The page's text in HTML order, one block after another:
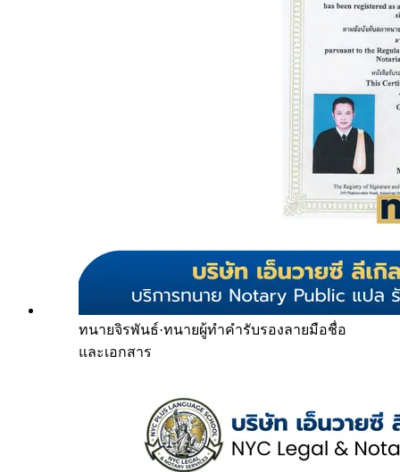
ทนายจิรพันธ์·ทนายผู้ทำคำรับรองลายมือชื่อ
และเอกสาร